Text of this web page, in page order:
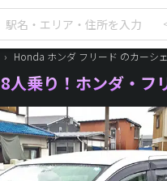
› Honda ホンダ フリード のカーシ
人乗り！ホンダ・